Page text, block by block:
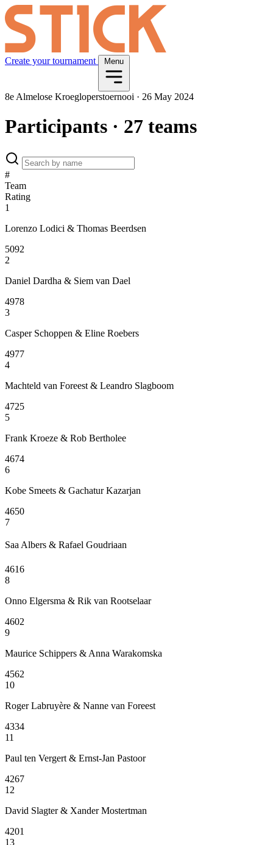
Create your tournament Menu
8e Almelose Kroegloperstoernooi · 26 May 2024
Participants · 27 teams
#
Team
Rating
1
Lorenzo Lodici & Thomas Beerdsen
5092
2
Daniel Dardha & Siem van Dael
4978
3
Casper Schoppen & Eline Roebers
4977
4
Machteld van Foreest & Leandro Slagboom
4725
5
Frank Kroeze & Rob Bertholee
4674
6
Kobe Smeets & Gachatur Kazarjan
4650
7
Saa Albers & Rafael Goudriaan
4616
8
Onno Elgersma & Rik van Rootselaar
4602
9
Maurice Schippers & Anna Warakomska
4562
10
Roger Labruyère & Nanne van Foreest
4334
11
Paul ten Vergert & Ernst-Jan Pastoor
4267
12
David Slagter & Xander Mostertman
4201
13